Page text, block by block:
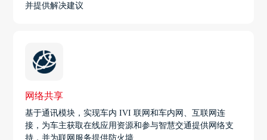
并提供解决建议
网络共享
基于通讯模块，实现车内 IVI 联网和车内网、互联网连
接，为车主获取在线应用资源和参与智慧交通提供网络支
持，并为联网服务提供防火墙